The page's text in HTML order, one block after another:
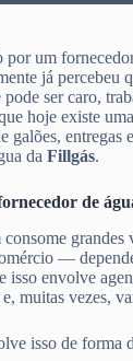
por um
já percebeu
pode ser caro,
hoje existe
galões, entregas
da Fillgás.
de
grandes
—
isso envolve
muitas vezes,
isso de forma